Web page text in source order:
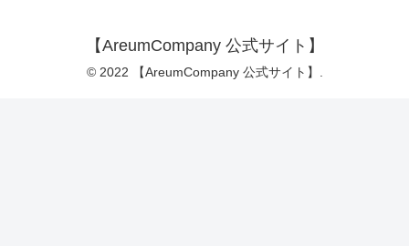
【AreumCompany 公式サイト】
© 2022 【AreumCompany 公式サイト】.